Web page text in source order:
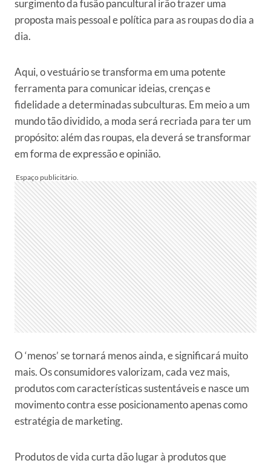
surgimento da fusão pancultural irão trazer uma
proposta mais pessoal e política para as roupas do dia a
dia.
Aqui, o vestuário se transforma em uma potente
ferramenta para comunicar ideias, crenças e
fidelidade a determinadas subculturas. Em meio a um
mundo tão dividido, a moda será recriada para ter um
propósito: além das roupas, ela deverá se transformar
em forma de expressão e opinião.
O ‘menos’ se tornará menos ainda, e significará muito
mais. Os consumidores valorizam, cada vez mais,
produtos com características sustentáveis e nasce um
movimento contra esse posicionamento apenas como
estratégia de marketing.
Produtos de vida curta dão lugar à produtos que